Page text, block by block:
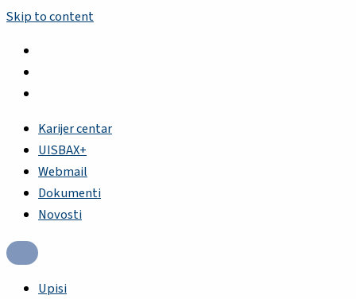
Skip to content
Karijer centar
UISBAX+
Webmail
Dokumenti
Novosti
Upisi